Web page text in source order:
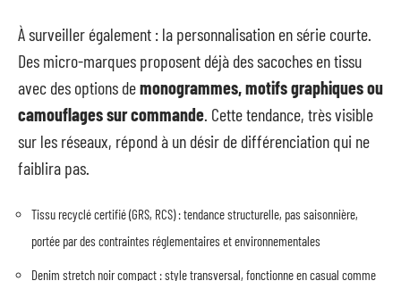
À surveiller également : la personnalisation en série courte.
Des micro-marques proposent déjà des sacoches en tissu
avec des options demonogrammes, motifs graphiques ou
camouflages sur commande . Cette tendance, très visible
sur les réseaux, répond à un désir de différenciation qui ne
faiblira pas.
Tissu recyclé certifié (GRS, RCS) : tendance structurelle, pas saisonnière,
portée par des contraintes réglementaires et environnementales
Denim stretch noir compact : style transversal, fonctionne en casual comme